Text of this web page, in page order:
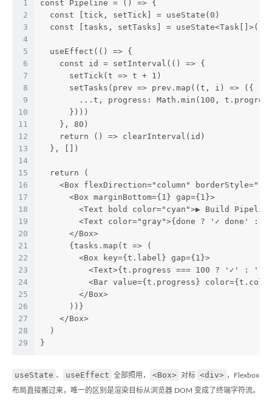
1
2
3
4
5
6
7
8
9
10
11
12
13
14
15
16
17
18
19
20
21
22
23
24
25
26
27
28
29
const Pipeline = () => {
  const [tick, setTick] = useState(0)
const [tasks, setTasks] =
  useEffect(() => {
    const id = setInterval(() => {
      setTick(t => t + 1)
      setTasks(prev => prev.map((t, i) => ({
...t, progress: Math.min(100,
      })))
    }, 80)
    return () => clearInterval(id)
  }, [])
  return (
<Box flexDirection="column"
      <Box marginBottom={1} gap={1}>
<Text bold color="cyan">▶ Build
<Text color="gray">{done ? '✓ done' :
      </Box>
      {tasks.map(t => (
        <Box key={t.label} gap={1}>
<Text>{t.progress === 100 ? '✓' :
<Bar value={t.progress}
        </Box>
      ))}
    </Box>
  )
}
useState 、 useEffect 全部照用， <Box> 对标 <div> ，Flexbox
布局直接搬过来，唯一的区别是渲染目标从浏览器 DOM 变成了终端字符流。